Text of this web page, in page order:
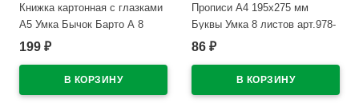
Книжка картонная с глазками
А5 Умка Бычок Барто А 8
страниц арт.978-5-506-11253-2
199 ₽
Прописи А4 195х275 мм
Буквы Умка 8 листов арт.978-
5-506-11504-5
86 ₽